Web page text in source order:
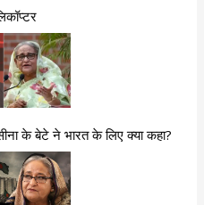
के बेटे ने भारत के लिए क्या कहा?